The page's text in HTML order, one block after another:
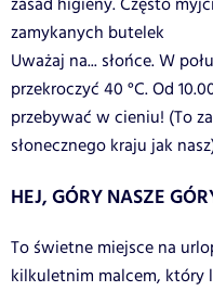
zamykanych butelek
Uważaj na... słońce. W
przekroczyć 40 °C. Od
przebywać w cieniu! (To
słonecznego kraju jak
HEJ, GÓRY NASZE
To świetne miejsce na
kilkuletnim malcem, który